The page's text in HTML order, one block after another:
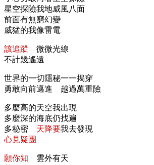
星空探險我地威風八面
前面有無窮幻變
威猛的我像雷電
該追蹤
微微光線
不計幾遙遠
世界的一切隱秘一一揭穿
勇敢向前邁進
越過萬重險
多麼高的天空我出現
多麼深的海底仍找遍
多秘密
天降要我去發現
心見疑團
願你知
雲外有天